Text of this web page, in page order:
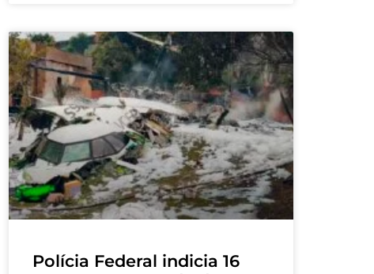
Polícia Federal indicia 16